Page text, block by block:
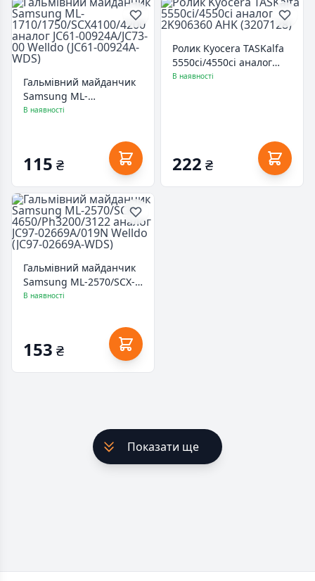
Гальмівний майданчик
Samsung ML-
1710/1750/SCX4100/4200
00924A/JC73-00 Welldo
(JC61-00924A-WDS)
В наявності
115 ₴
Ролик Kyocera TASKalfa
5550ci/4550ci аналог
2K906360 AHK (3207128)
В наявності
222 ₴
Гальмівний майданчик
Samsung ML-2570/SCX-
4650/Ph3200/3122
(JC97-02669A-WDS)
В наявності
153 ₴
Показати ще
Footer